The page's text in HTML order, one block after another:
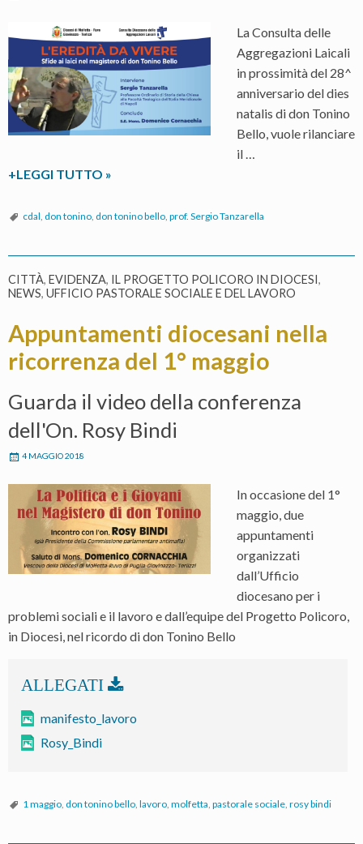
La Consulta delle
Aggregazioni Laicali
in prossimità del 28^
anniversario del dies
natalis di don Tonino
Bello, vuole rilanciare
il …
+LEGGI TUTTO L’eredità
vivere.
ai
laici
nel
di
don
Bello
»
cdal don tonino don tonino bello prof. Sergio Tanzarella
CITTÀ, EVIDENZA, IL PROGETTO POLICORO IN DIOCESI,
NEWS, UFFICIO PASTORALE SOCIALE E DEL LAVORO
Appuntamenti diocesani nella
ricorrenza del 1° maggio
Guarda il video della conferenza
dell'On. Rosy Bindi
4 MAGGIO 2018
In occasione del 1°
maggio, due
appuntamenti
organizzati
dall’Ufficio
diocesano per i
problemi sociali e il lavoro e dall’equipe del Progetto Policoro,
in Diocesi, nel ricordo di don Tonino Bello
manifesto_lavoro
Rosy_Bindi
1 maggio don tonino bello lavoro molfetta pastorale sociale rosy bindi